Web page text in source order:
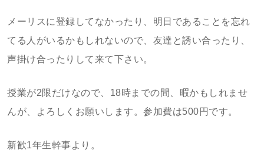
メーリスに登録してなかったり、明日であることを忘れ
てる人がいるかもしれないので、友達と誘い合ったり、
声掛け合ったりして来て下さい。
授業が2限だけなので、18時までの間、暇かもしれませ
んが、よろしくお願いします。参加費は500円です。
新歓1年生幹事より。